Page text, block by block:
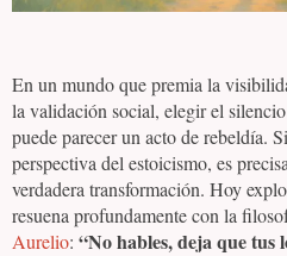
En un mundo que premia la
la validación social, elegir el
puede parecer un acto de rebeldía.
perspectiva del estoicismo, es
verdadera transformación. Hoy
resuena profundamente con la
Aurelio: “No hables, deja que tus